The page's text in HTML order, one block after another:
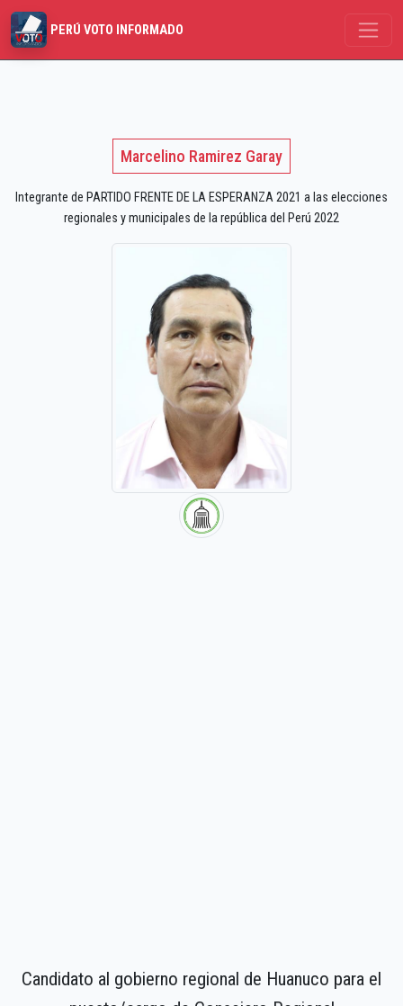
PERÚ VOTO INFORMADO
Marcelino Ramirez Garay
Integrante de PARTIDO FRENTE DE LA ESPERANZA 2021 a las elecciones
regionales y municipales de la república del Perú 2022
Candidato al gobierno regional de Huanuco para el